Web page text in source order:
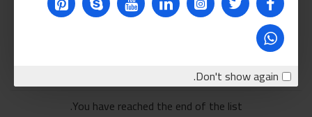
Don't show again.
90.00LE
You have reached the end of the list.